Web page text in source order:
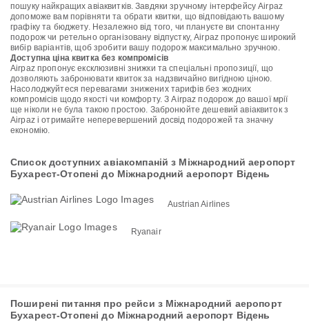
пошуку найкращих авіаквитків. Завдяки зручному інтерфейсу Airpaz
допоможе вам порівняти та обрати квитки, що відповідають вашому
графіку та бюджету. Незалежно від того, чи плануєте ви спонтанну
подорож чи ретельно організовану відпустку, Airpaz пропонує широкий
вибір варіантів, щоб зробити вашу подорож максимально зручною.
Доступна ціна квитка без компромісів
Airpaz пропонує ексклюзивні знижки та спеціальні пропозиції, що
дозволяють забронювати квиток за надзвичайно вигідною ціною.
Насолоджуйтеся перевагами знижених тарифів без жодних
компромісів щодо якості чи комфорту. З Airpaz подорож до вашої мрії
ще ніколи не була такою простою. Забронюйте дешевий авіаквиток з
Airpaz і отримайте неперевершений досвід подорожей та значну
економію.
Список доступних авіакомпаній з Міжнародний аеропорт
Бухарест-Отопені до Міжнародний аеропорт Відень
Austrian Airlines
Ryanair
Поширені питання про рейси з Міжнародний аеропорт
Бухарест-Отопені до Міжнародний аеропорт Відень